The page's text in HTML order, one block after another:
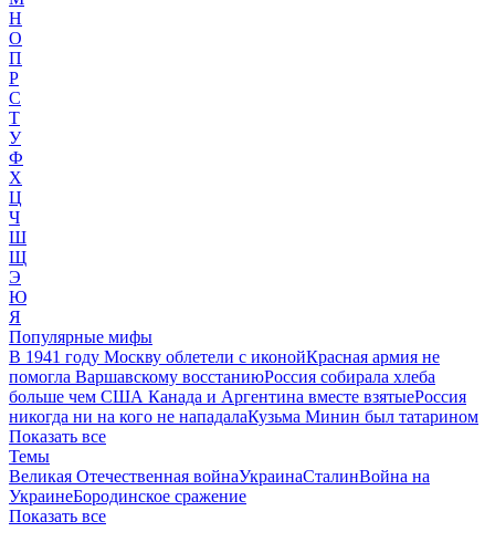
Н
О
П
Р
С
Т
У
Ф
Х
Ц
Ч
Ш
Щ
Э
Ю
Я
Популярные мифы
В 1941 году Москву облетели с иконойКрасная армия не
помогла Варшавскому восстаниюРоссия собирала хлеба
больше чем США Канада и Аргентина вместе взятыеРоссия
никогда ни на кого не нападалаКузьма Минин был татарином
Показать все
Темы
Великая Отечественная войнаУкраинаСталинВойна на
УкраинеБородинское сражение
Показать все